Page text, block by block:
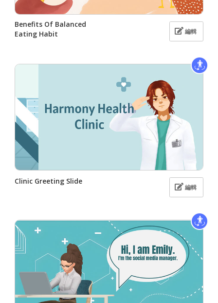
Benefits Of Balanced
Eating Habit
編輯
Clinic Greeting Slide
編輯